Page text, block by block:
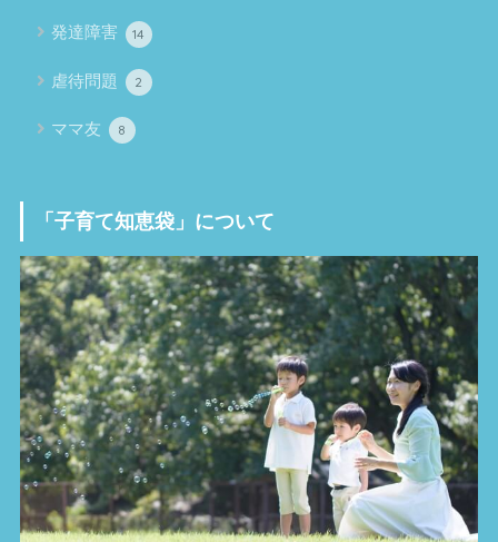
発達障害 14
虐待問題 2
ママ友 8
「子育て知恵袋」について